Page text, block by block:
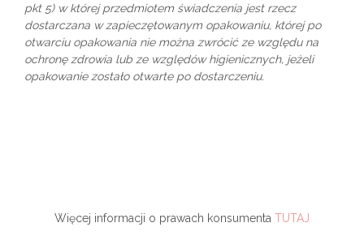
pkt 5) w której przedmiotem świadczenia jest rzecz
dostarczana w zapieczętowanym opakowaniu, której po
otwarciu opakowania nie można zwrócić ze względu na
ochronę zdrowia lub ze względów higienicznych, jeżeli
opakowanie zostało otwarte po dostarczeniu.
Więcej informacji o prawach konsumenta TUTAJ